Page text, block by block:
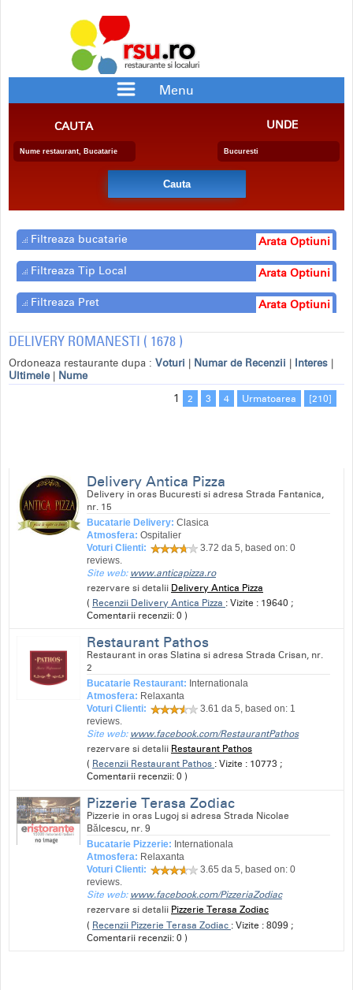
Menu
BAR/PUB
RESTAURANTE CU SPECIFIC
PENSIUNE
BERARIE
SALA EVENIMENTE
FAST FOOD
CATERING
CAUTA UNDE
Filtreaza bucatarie Arata Optiuni
Filtreaza Tip Local Arata Optiuni
Filtreaza Pret Arata Optiuni
DELIVERY ROMANESTI ( 1678 )
Ordoneaza restaurante dupa : Voturi | Numar de Recenzii | Interes |
Ultimele | Nume
1 2 3 4 Urmatoarea [210]
Delivery Antica Pizza
Delivery in oras Bucuresti si adresa Strada Fantanica,
nr. 15
Bucatarie Delivery:Clasica
Atmosfera:Ospitalier
Voturi Clienti:
3.72 da 5, based on:0
reviews.
Site web: www.anticapizza.ro
rezervare si detalii Delivery Antica Pizza
( Recenzii Delivery Antica Pizza : Vizite : 19640 ;
Comentarii recenzii: 0 )
Restaurant Pathos
Restaurant in oras Slatina si adresa Strada Crisan, nr.
2
Bucatarie Restaurant: Internationala
Atmosfera: Relaxanta
Voturi Clienti:
3.61 da 5, based on: 1
reviews.
Site web: www.facebook.com/RestaurantPathos
rezervare si detalii Restaurant Pathos
( Recenzii Restaurant Pathos : Vizite : 10773 ;
Comentarii recenzii: 0 )
Pizzerie Terasa Zodiac
Pizzerie in oras Lugoj si adresa Strada Nicolae
Bălcescu, nr. 9
Bucatarie Pizzerie: Internationala
Atmosfera: Relaxanta
Voturi Clienti:
3.65 da 5, based on:0
reviews.
Site web: www.facebook.com/PizzeriaZodiac
rezervare si detalii Pizzerie Terasa Zodiac
( Recenzii Pizzerie Terasa Zodiac : Vizite : 8099 ;
Comentarii recenzii: 0 )